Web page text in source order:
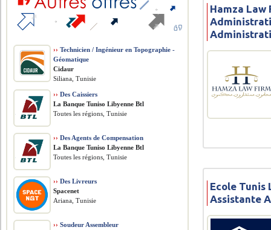
Hamza
Ecole Tunis
Assistante
›› Technicien / Ingénieur en Topographie -
Géomatique
Cidaur
Siliana, Tunisie
›› Des Caissiers
La Banque Tuniso Libyenne Btl
Toutes les régions, Tunisie
›› Des Agents de Compensation
La Banque Tuniso Libyenne Btl
Toutes les régions, Tunisie
›› Des Livreurs
Spacenet
Ariana, Tunisie
›› Soudeur Assembleur